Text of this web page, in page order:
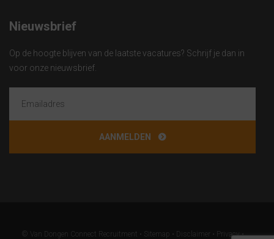
Nieuwsbrief
Op de hoogte blijven van de laatste vacatures? Schrijf je dan in
voor onze nieuwsbrief.
© Van Dongen Connect Recruitment • Sitemap • Disclaimer • Privacy•